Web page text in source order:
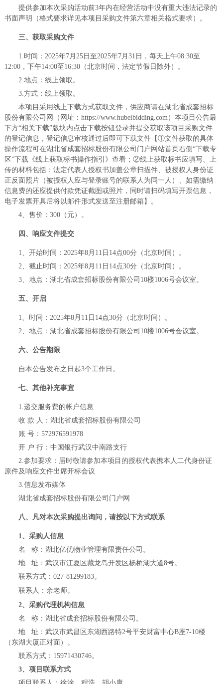
提供参加本次采购活动前3年内在经营活动中没有重大违法记录的
书面声明（格式要求详见本项目采购文件第六章相关格式要求） 。
三、 获取采购文件
1.时间： 2025年7月 25日至2025年7月 31 日，每天上午08:30至
12:00，下午14:00至16:30（北京时间，法定节假日除外）。
2.地点：线上领取 。
3.方式：线上领取 。
本项目采用线上下载方式获取文件，供应商请在湖北省成套招标
股份有限公司网（网址： https://www.hubeibidding.com） 本项目公告最
下方“相关下载”版块内点击下载按钮登录并提交获取该项目采购文件
的登记信息，登记信息审核通过后即可下载文件【①文件获取的具体
操作流程可在湖北省成套招标股份有限公司门户网站首页右侧“下载专
区”下载《线上获取标书操作指引》查看；②线上获取标书应填写、上
传的材料包括：法定代表人授权书加盖公章扫描件、被授权人身份证
正反面照片（被授权人应与登录账号的联系人为同一人）、如需缴纳
信息费的还应提供付款凭证截图或照片，同时请扫码填写开票信息，
电子发票开具后将以邮件形式发送至注册邮箱】 。
4、售价：300（ 元）。
四、 响应文件提交
1、开始时间：2025年8月 11 日 14点00分（北京时间） 。
2、截止时间：2025年8月 11 日 14点30分（北京时间） 。
3、地点：湖北省成套招标股份有限公司10楼1006号会议室。
五、 开启
1、时间：2025年8月 11 日 14点30分（北京时间） 。
2、地点：湖北省成套招标股份有限公司10楼1006号会议室。
六、公告期限
自本公告发布之日起3个工作日 。
七、 其他补充事宜
1.递交服务费的帐户信息
收 款 人：湖北省成套招标股份有限公司
账 号： 572976591978
开 户 行：中国银行武汉中南路支行
2.参加要求：届时敬请参加本项目的授权代表携本人二代身份证
原件及响应文件出席开标会议
3.信息发布媒体
湖北省成套招标股份有限公司门户网
八、 凡对本次采购提出询问，请按以下方式联系
1、采购人信息
名
称：湖北亿优物业管理有限责任公司 。
地址：武汉市江夏区藏龙岛开发区杨桥湖大道8号。
联系方式： 027-81299183。
联系人：余老师。
2、采购代理机构信息
名
称：湖北省成套招标股份有限公司 。
地址：武汉市武昌区东湖西路特2号平安财富中心B座7-10楼
（东湖大厦正对面） 。
联系方式： 15971430746。
3、项目联系方式